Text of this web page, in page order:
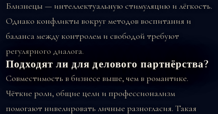
Близнецы — интеллектуальную стимуляцию и лёгкость.
Однако конфликты вокруг методов воспитания и
баланса между контролем и свободой требуют
регулярного диалога.
Подходят ли для делового партнёрства?
Совместимость в бизнесе выше, чем в романтике.
Чёткие роли, общие цели и профессионализм
помогают нивелировать личные разногласия. Такая